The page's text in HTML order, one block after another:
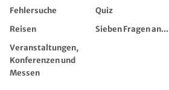
Fehlersuche
Quiz
Reisen
Sieben Fragen an...
Veranstaltungen,
Konferenzen und
Messen